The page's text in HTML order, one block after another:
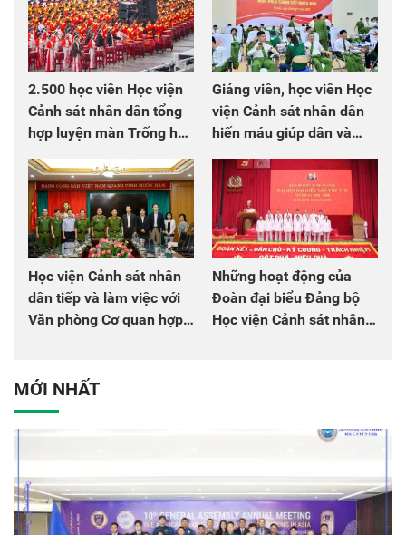
2.500 học viên Học viện
Cảnh sát nhân dân tổng
hợp luyện màn Trống hội
chào mừng Đại hội Đảng
Giảng viên, học viên Học
viện Cảnh sát nhân dân
hiến máu giúp dân và
đồng đội
Học viện Cảnh sát nhân
dân tiếp và làm việc với
Văn phòng Cơ quan hợp
Những hoạt động của
Đoàn đại biểu Đảng bộ
Học viện Cảnh sát nhân
MỚI NHẤT